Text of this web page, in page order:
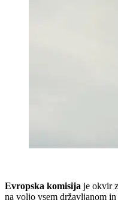
Evropska komisija je okvir
na voljo vsem državljanom